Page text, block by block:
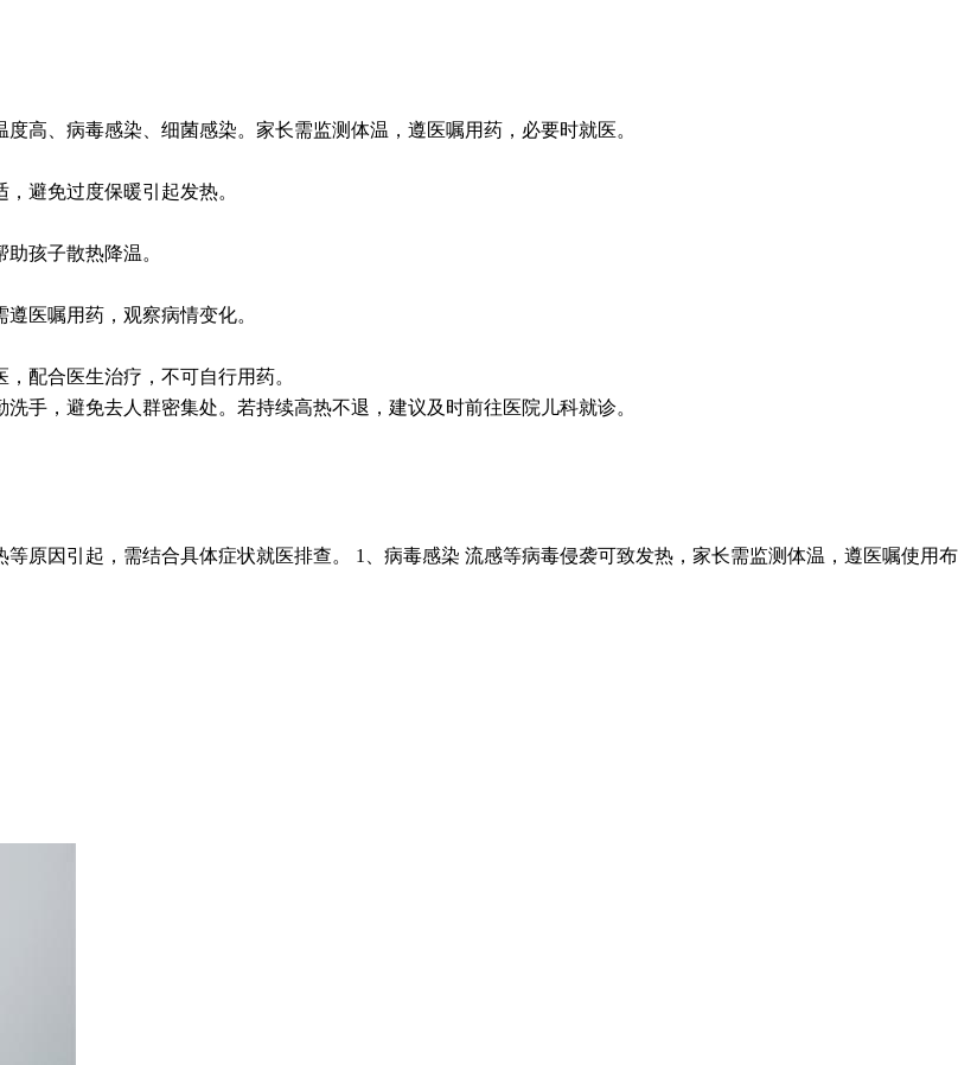
高、病毒感染、细菌感染。家长需监测体温，遵医嘱用药，必要时就医。
避免过度保暖引起发热。
孩子散热降温。
医嘱用药，观察病情变化。
配合医生治疗，不可自行用药。
手，避免去人群密集处。若持续高热不退，建议及时前往医院儿科就诊。
原因引起，需结合具体症状就医排查。 1、病毒感染 流感等病毒侵袭可致发热，家长需监测体温，遵医嘱使用布